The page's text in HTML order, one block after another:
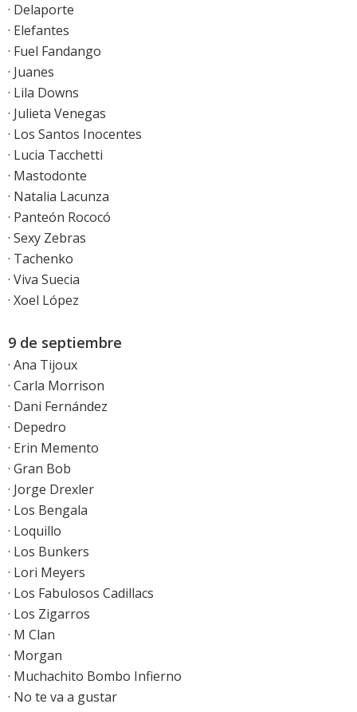
· Delaporte
· Elefantes
· Fuel Fandango
· Juanes
· Lila Downs
· Julieta Venegas
· Los Santos Inocentes
· Lucia Tacchetti
· Mastodonte
· Natalia Lacunza
· Panteón Rococó
· Sexy Zebras
· Tachenko
· Viva Suecia
· Xoel López
9 de septiembre
· Ana Tijoux
· Carla Morrison
· Dani Fernández
· Depedro
· Erin Memento
· Gran Bob
· Jorge Drexler
· Los Bengala
· Loquillo
· Los Bunkers
· Lori Meyers
· Los Fabulosos Cadillacs
· Los Zigarros
· M Clan
· Morgan
· Muchachito Bombo Infierno
· No te va a gustar